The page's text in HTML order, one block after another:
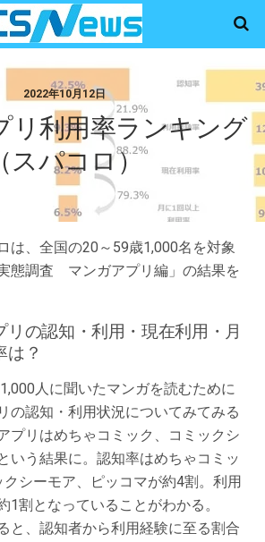
2022年10月12日
リ利用率ランキング
スパコロ）
は、全国の20～59歳1,000名を対象
態調査 マンガアプリ編」の結果を
リの認知・利用・現在利用・月
は？
人に聞いたマンガを読むために
の認知・利用状況についてみてみる
プリはめちゃコミック、コミックシ
いう結果に。認知率はめちゃコミッ
シーモア、ピッコマが約4割。利用
1割となっていることがわかる。
と、認知者から利用経験に至る割合